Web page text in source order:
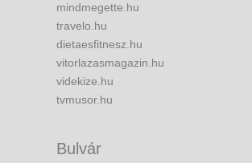
mindmegette.hu
travelo.hu
dietaesfitnesz.hu
vitorlazasmagazin.hu
videkize.hu
tvmusor.hu
Bulvár